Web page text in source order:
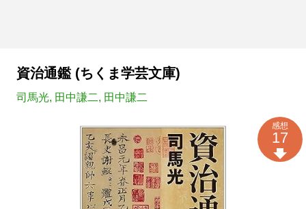
資治通鑑 (ちくま学芸文庫)
司馬光, 田中謙二, 田中謙二
感想
17